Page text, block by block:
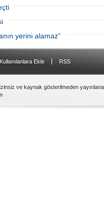
yerini alamaz”
Ekle RSS
ve kaynak gösterilmeden